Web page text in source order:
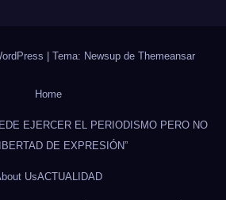
Tema: Newsup de Themeansar
Home
EJERCER EL PERIODISMO PERO NO
DE EXPRESIÓN”
UsACTUALIDAD